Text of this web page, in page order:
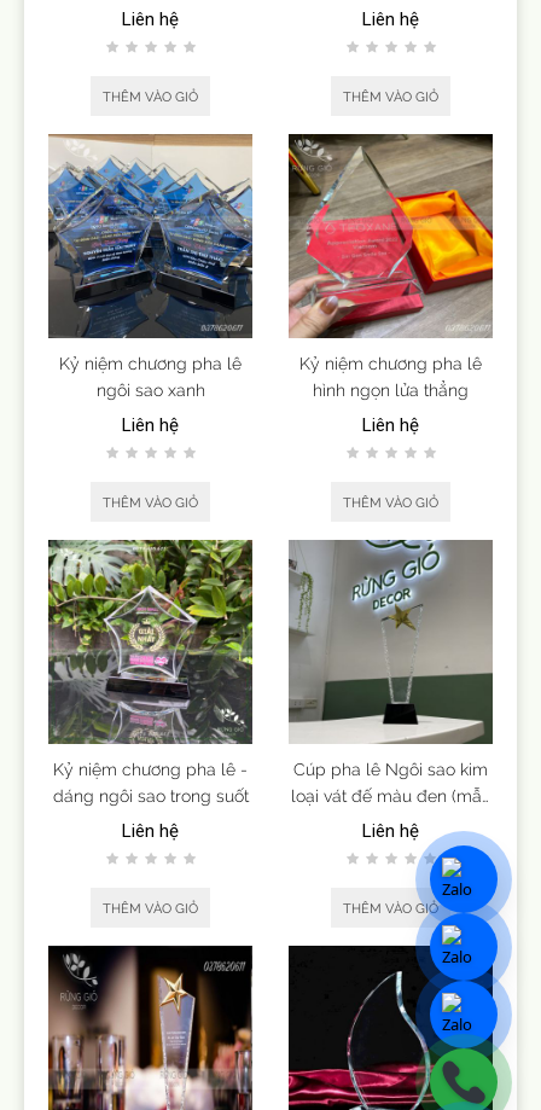
cương
Liên hệ
THÊM VÀO GIỎ
Liên hệ
THÊM VÀO GIỎ
Kỷ niệm chương pha lê
ngôi sao xanh
Liên hệ
THÊM VÀO GIỎ
Kỷ niệm chương pha lê
hình ngọn lửa thẳng
Liên hệ
THÊM VÀO GIỎ
Kỷ niệm chương pha lê -
dáng ngôi sao trong suốt
Liên hệ
THÊM VÀO GIỎ
Cúp pha lê Ngôi sao kim
loại vát đế màu đen (mẫu
Liên hệ
THÊM VÀO GIỎ